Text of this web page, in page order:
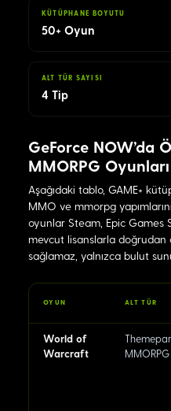
KÜTÜPHANE BOYUTU
50+ Oyun
ALT TÜR SAYISI
4 Tip
GeForce NOW'da
MMORPG Oyunları
Aşağıdaki tablo, GAME+
MMO ve mmorpg
oyunlar Steam, Epic Games
mevcut lisanslarla doğrudan
sağlamaz, yalnızca bulut
OYUN ALT TÜR
World of
Warcraft
MMORPG